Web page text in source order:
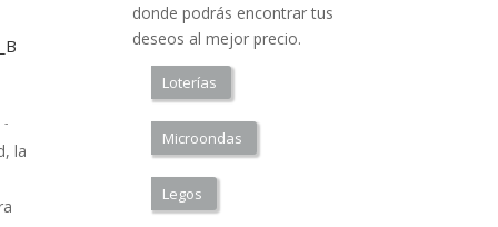
-
la
donde podrás encontrar tus
deseos al mejor precio.
Loterías
Microondas
Legos